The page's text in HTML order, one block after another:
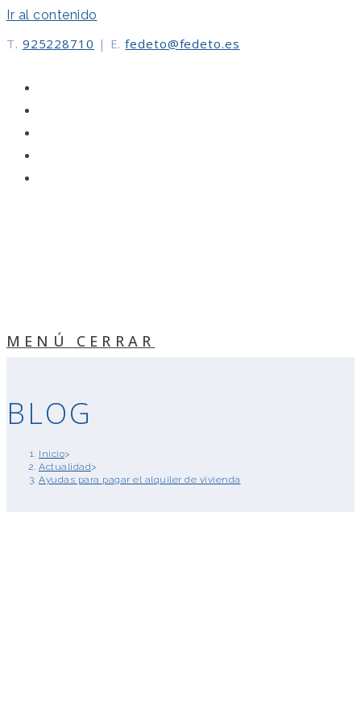
Ir al contenido
T. 925228710 | E. fedeto@fedeto.es
MENÚ CERRAR
BLOG
Inicio>
Actualidad>
Ayudas para pagar el alquiler de vivienda